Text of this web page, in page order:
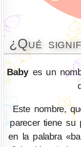
¿Qué
Babyes un
Este nombre,
parecer tiene su
en la palabra